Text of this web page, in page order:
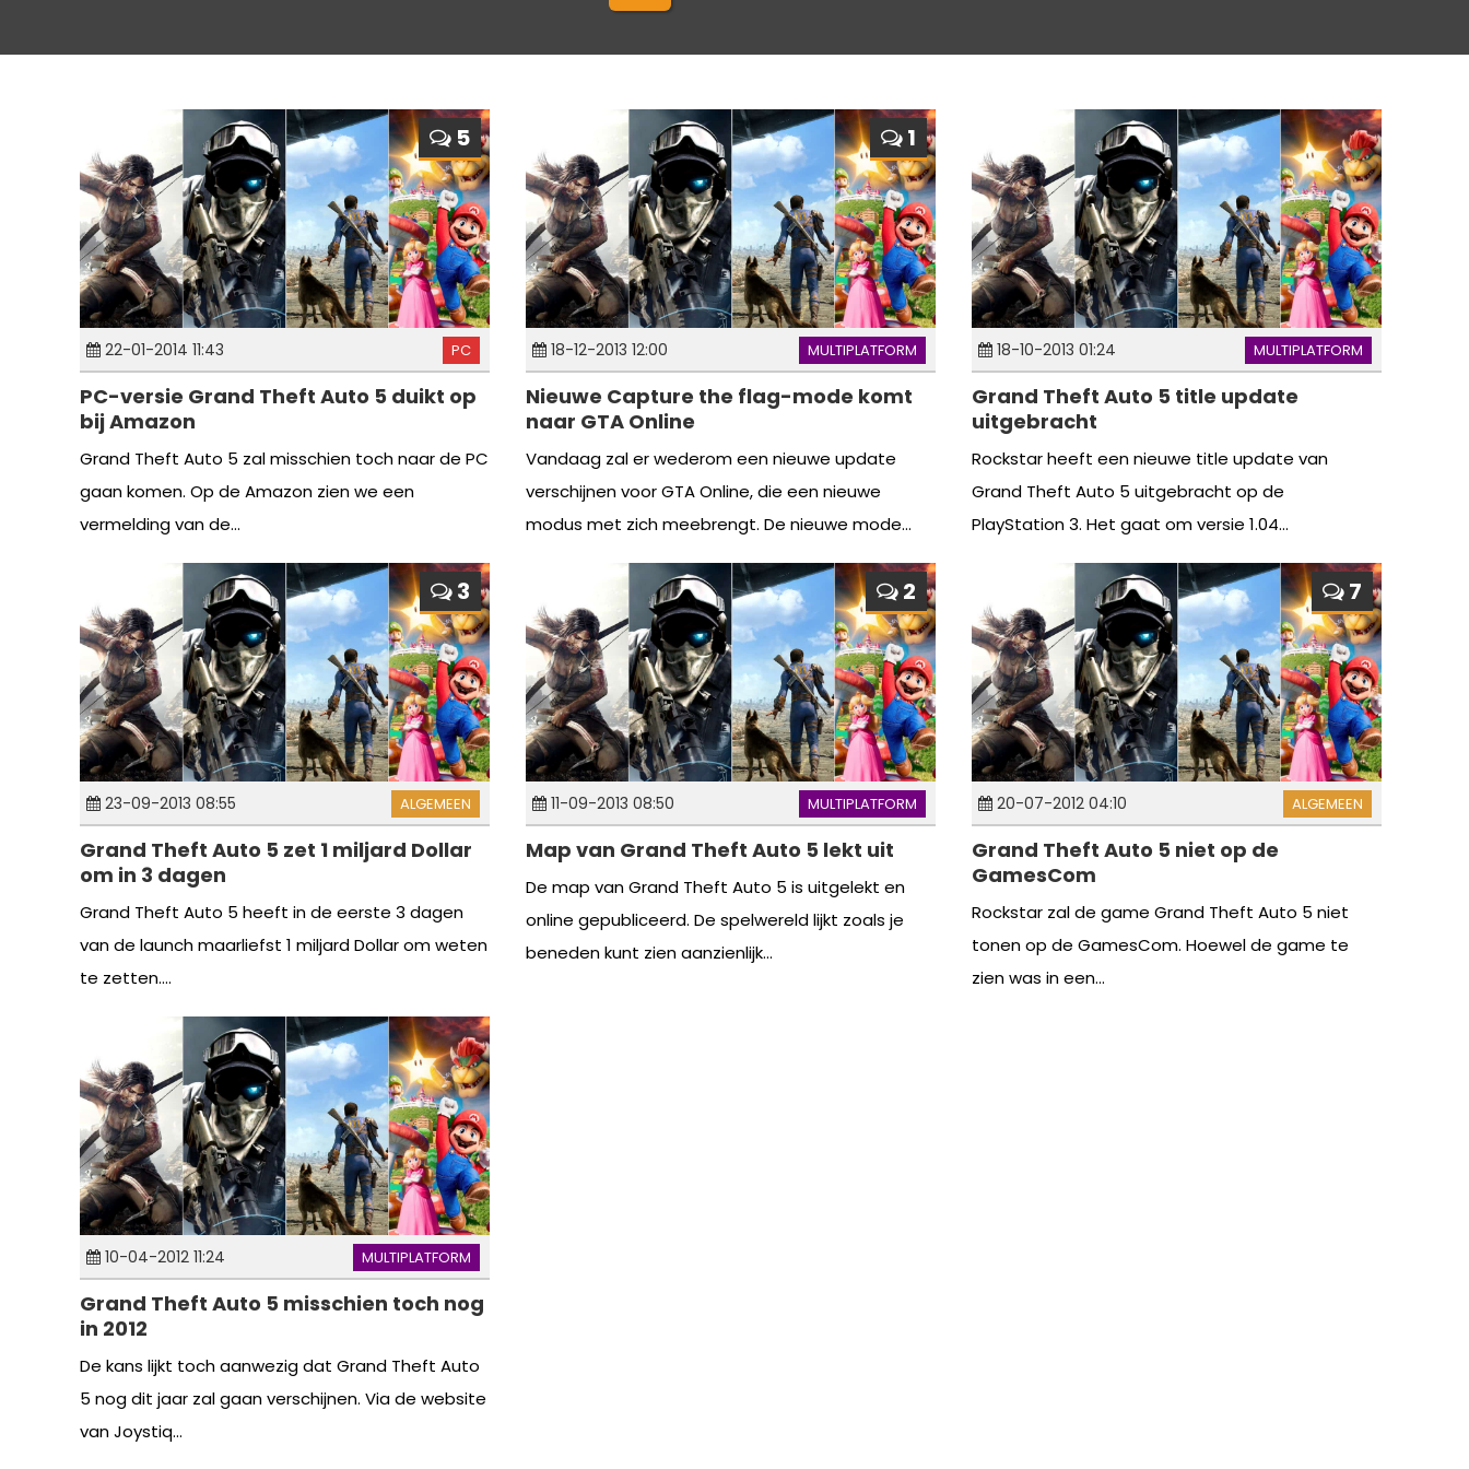
5
22-01-2014 11:43 PC
PC-versie Grand Theft Auto 5 duikt op
bij Amazon
Grand Theft Auto 5 zal misschien toch naar de PC
gaan komen. Op de Amazon zien we een
vermelding van de...
1
18-12-2013 12:00 MULTIPLATFORM
Nieuwe Capture the flag-mode komt
naar GTA Online
Vandaag zal er wederom een nieuwe update
verschijnen voor GTA Online, die een nieuwe
modus met zich meebrengt. De nieuwe mode...
18-10-2013 01:24 MULTIPLATFORM
Grand Theft Auto 5 title update
uitgebracht
Rockstar heeft een nieuwe title update van
Grand Theft Auto 5 uitgebracht op de
PlayStation 3. Het gaat om versie 1.04...
3
23-09-2013 08:55 ALGEMEEN
Grand Theft Auto 5 zet 1 miljard Dollar
om in 3 dagen
Grand Theft Auto 5 heeft in de eerste 3 dagen
van de launch maarliefst 1 miljard Dollar om weten
te zetten....
2
11-09-2013 08:50 MULTIPLATFORM
Map van Grand Theft Auto 5 lekt uit
De map van Grand Theft Auto 5 is uitgelekt en
online gepubliceerd. De spelwereld lijkt zoals je
beneden kunt zien aanzienlijk...
7
20-07-2012 04:10 ALGEMEEN
Grand Theft Auto 5 niet op de
GamesCom
Rockstar zal de game Grand Theft Auto 5 niet
tonen op de GamesCom. Hoewel de game te
zien was in een...
10-04-2012 11:24 MULTIPLATFORM
Grand Theft Auto 5 misschien toch nog
in 2012
De kans lijkt toch aanwezig dat Grand Theft Auto
5 nog dit jaar zal gaan verschijnen. Via de website
van Joystiq...